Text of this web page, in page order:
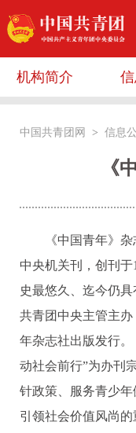
机构简介
中国共青团网 > 信息
《
《中国青年》杂
中央机关刊，创刊
史最悠久、迄今仍
共青团中央主管主
年杂志社出版发行
动社会前行”为办刊
针政策、服务青少年
引领社会价值风尚